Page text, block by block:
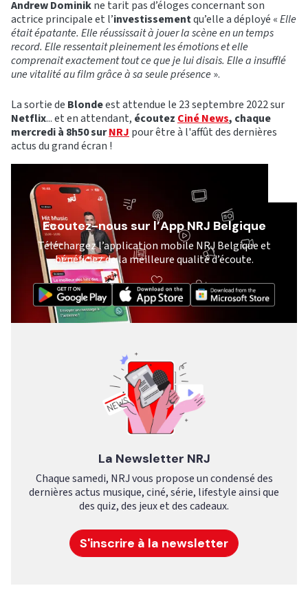
Andrew Dominikne tarit pas d’éloges concernant son
actrice principale et l’investissementqu’elle a déployé «Elle
était épatante. Elle réussissait à jouer la scène en un temps
record. Elle ressentait pleinement les émotions et elle
comprenait exactement tout ce que je lui disais. Elle a insufflé
une vitalité au film grâce à sa seule présence».
La sortie de Blondeest attendue le 23 septembre 2022 sur
Netflix... et en attendant, écoutez Ciné News, chaque
mercredi à 8h50 surNRJ pour être à l'affût des dernières
actus du grand écran !
Ecoutez-nous sur l’App NRJ Belgique
Téléchargez l’application mobile NRJ Belgique et
bénéficiez de la meilleure qualité d’écoute.
La Newsletter NRJ
Chaque samedi, NRJ vous propose un condensé des
dernières actus musique, ciné, série, lifestyle ainsi que
des quiz, des jeux et des cadeaux.
S'inscrire à la newsletter